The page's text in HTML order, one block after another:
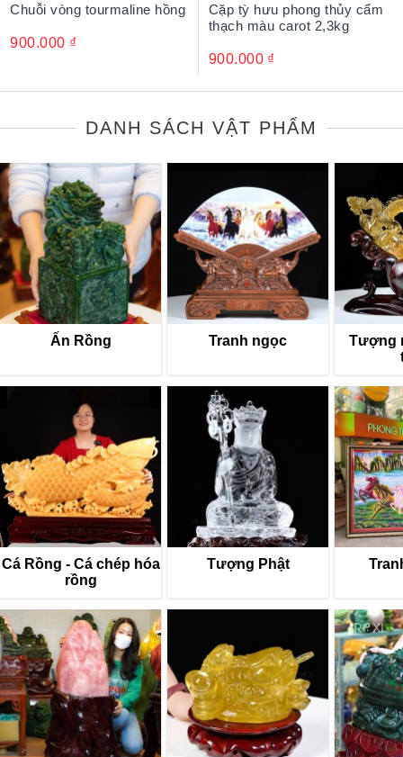
Chuỗi vòng tourmaline hồng
900.000 ₫
Cặp tỳ hưu phong thủy cẩm
thạch màu carot 2,3kg
900.000 ₫
DANH SÁCH VẬT PHẨM
Ấn Rồng Tranh ngọc
Tượng
Cá Rồng - Cá chép hóa
rồng
Tượng Phật